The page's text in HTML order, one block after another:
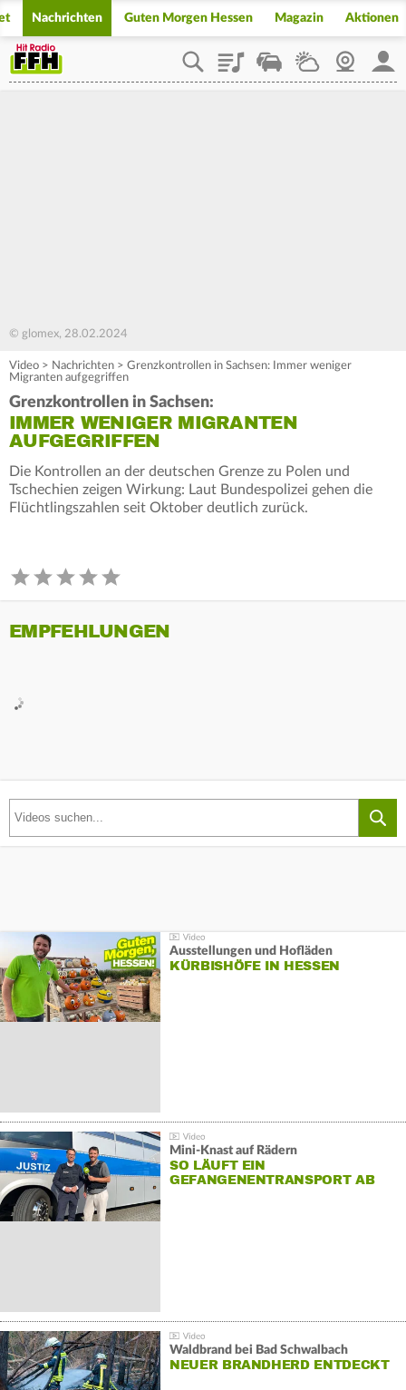
Nachrichten Guten Morgen Hessen Magazin Aktionen
PlaylistStaupilotWetterWebcam
© glomex, 28.02.2024
Video > Nachrichten > Grenzkontrollen in Sachsen: Immer weniger
Migranten aufgegriffen
Grenzkontrollen in Sachsen:
IMMER WENIGER MIGRANTEN
AUFGEGRIFFEN
Die Kontrollen an der deutschen Grenze zu Polen und
Tschechien zeigen Wirkung: Laut Bundespolizei gehen die
Flüchtlingszahlen seit Oktober deutlich zurück.
EMPFEHLUNGEN
Ausstellungen und Hofläden
KÜRBISHÖFE IN HESSEN
Mini-Knast auf Rädern
SO LÄUFT EIN
GEFANGENENTRANSPORT AB
Waldbrand bei Bad Schwalbach
NEUER BRANDHERD ENTDECKT